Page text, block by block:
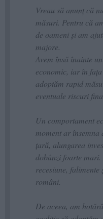
Vreau să anunț că
măsuri. Pentru că
de oameni și am
majore.
Avem însă înainte
economic, iar în
adoptăm rapid
eventuale riscuri
Un comportament
moment ar
țară, alungarea
dobânzi foarte
recesiune,
români.
De aceea, am